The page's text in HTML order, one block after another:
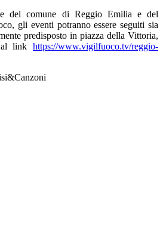
del comune di Reggio Emilia e del
gli eventi potranno essere seguiti sia
predisposto in piazza della Vittoria,
al link https://www.vigilfuoco.tv/reggio-